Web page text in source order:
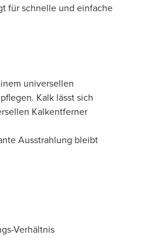
für schnelle und einfache
universellen
Kalk lässt sich
Kalkentferner
Ausstrahlung bleibt
Verhältnis